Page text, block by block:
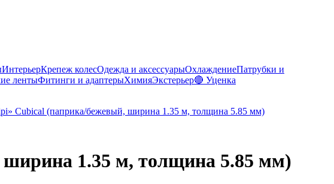
ИнтерьерКрепеж колесОдежда и аксессуарыОхлаждениеПатрубки и
лентыФитинги и адаптерыХимияЭкстерьер🔴 Уценка
1.35 м, толщина 5.85 мм)